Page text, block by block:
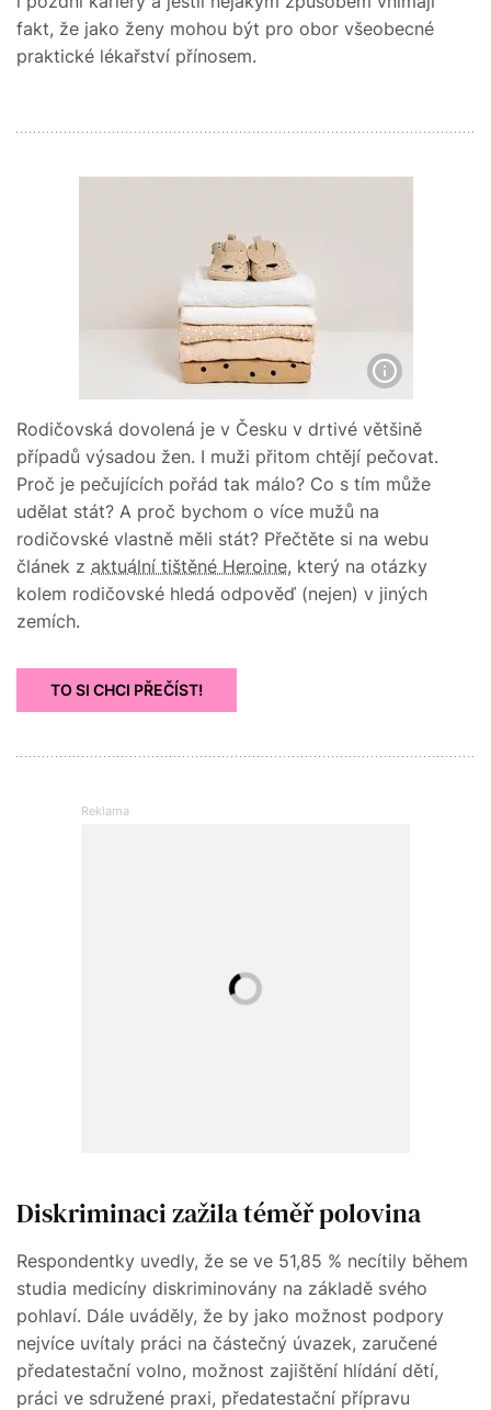
fakt, že jako ženy mohou být pro obor všeobecné
praktické lékařství přínosem.
Rodičovská dovolená je v Česku v drtivé většině
případů výsadou žen. I muži přitom chtějí pečovat.
Proč je pečujících pořád tak málo? Co s tím může
udělat stát? A proč bychom o více mužů na
rodičovské vlastně měli stát? Přečtěte si na webu
článek z aktuální tištěné Heroine, který na otázky
kolem rodičovské hledá odpověď (nejen) v jiných
zemích.
TO SI CHCI PŘEČÍST!
Diskriminaci zažila téměř polovina
Respondentky uvedly, že se ve 51,85 % necítily během
studia medicíny diskriminovány na základě svého
pohlaví. Dále uváděly, že by jako možnost podpory
nejvíce uvítaly práci na částečný úvazek, zaručené
předatestační volno, možnost zajištění hlídání dětí,
práci ve sdružené praxi, předatestační přípravu